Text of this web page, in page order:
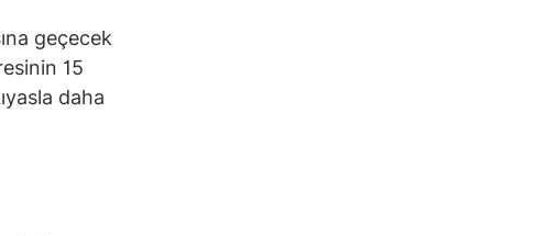
geçecek
15
daha